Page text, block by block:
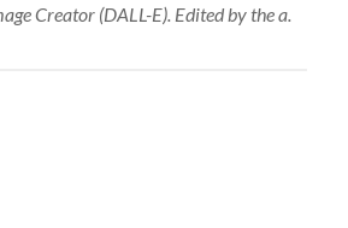
Creator (DALL-E). Edited by the a.